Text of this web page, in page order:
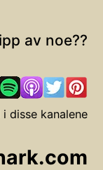
av noe??
disse kanalene